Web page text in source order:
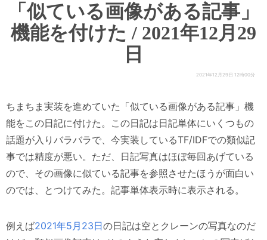
「似ている画像がある記事」
機能を付けた / 2021年12月29
日
2021年12月29日 12時00分
ちまちま実装を進めていた「似ている画像がある記事」機
能をこの日記に付けた。この日記は日記単体にいくつもの
話題が入りバラバラで、今実装しているTF/IDFでの類似記
事では精度が悪い。ただ、日記写真はほぼ毎回あげている
ので、その画像に似ている記事を参照させたほうが面白い
のでは、とつけてみた。記事単体表示時に表示される。
例えば2021年5月23日の日記は空とクレーンの写真なのだ